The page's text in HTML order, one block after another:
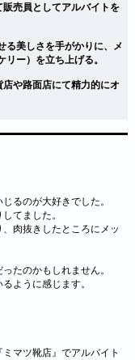
売員としてアルバイトを
る美しさを手がかりに、メ
ー）を立ち上げる。
や路面店にて精力的にオ
るのが大好きでした。
てました。
肉抜きしたところにメッ
たのかもしれません。
ように感じます。
マツ靴店』でアルバイト